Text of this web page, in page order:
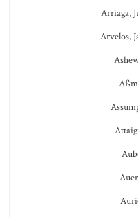
Arriaga,
Arvelos,